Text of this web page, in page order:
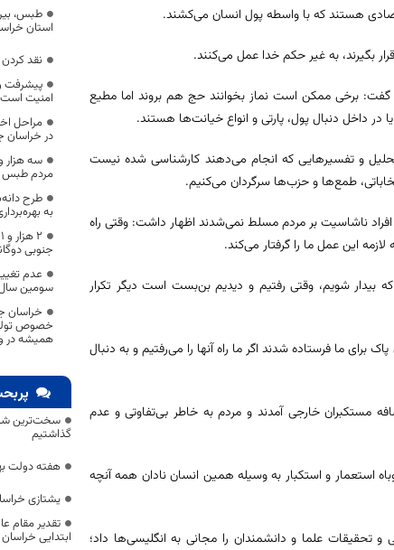
هستند که با واسطه پول انسان می‌کشند.
به غیر حکم خدا عمل می‌کنند.
گفت: برخی ممکن است نماز بخوانند حج هم بروند اما مطیع
در داخل دنبال پول، پارتی و انواع خیانت‌ها هستند.
و تفسیرهایی که انجام می‌دهند کارشناسی شده نیست
طمع‌ها و حزب‌ها سرگردان می‌کنیم.
افراد ناشاسیت بر مردم مسلط نمی‌شدند اظهار داشت: وقتی راه
این عمل ما را گرفتار می‌کند.
شویم، وقتی رفتیم و دیدیم بن‌بست است دیگر تکرار
۱۲۴ هزار پیامبر و جانشینان پاک برای ما فرستاده شدند اگر ما راه آنها را می‌رفتیم و به دنبال
به اضافه مستکبران خارجی آمدند و مردم به خاطر بی‌تفاوتی و عدم
استعمار و استکبار به وسیله همین انسان نادان همه آنچه
علما و دانشمندان را مجانی به انگلیسی‌ها داد؛
طبس،
استان
نقد
پیشرفت
امنیت است
در خراسان
مردم طبس
طرح
به
جنوبی
عدم
سومین
خراسان‌
خصوص
همیشه در
سخت‌ترین
گذاشتیم
هفته دولت
یشتازی
تقدیر مقام
ابتدایی خراسان جنوبی/ ۴۶۰۰